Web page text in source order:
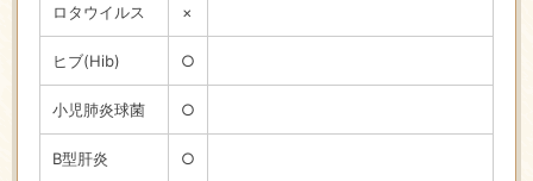
ロタウイルス ×
ヒブ(Hib) ○
小児肺炎球菌 ○
B型肝炎 ○